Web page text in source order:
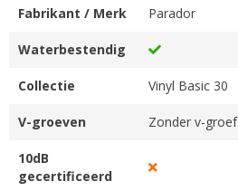
Fabrikant / Merk Parador
Waterbestendig
Collectie Vinyl Basic 30
V-groeven Zonder v-groef
10dB
gecertificeerd